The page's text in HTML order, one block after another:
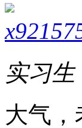
实习生
大气，